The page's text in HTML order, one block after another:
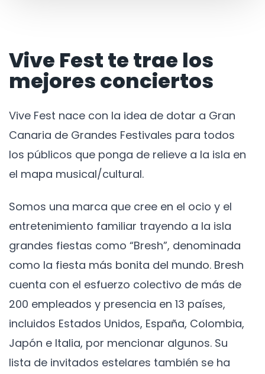
Vive Fest te trae los
mejores conciertos
Vive Fest nace con la idea de dotar a Gran
Canaria de Grandes Festivales para todos
los públicos que ponga de relieve a la isla en
el mapa musical/cultural.
Somos una marca que cree en el ocio y el
entretenimiento familiar trayendo a la isla
grandes fiestas como “Bresh”, denominada
como la fiesta más bonita del mundo. Bresh
cuenta con el esfuerzo colectivo de más de
200 empleados y presencia en 13 países,
incluidos Estados Unidos, España, Colombia,
Japón e Italia, por mencionar algunos. Su
lista de invitados estelares también se ha